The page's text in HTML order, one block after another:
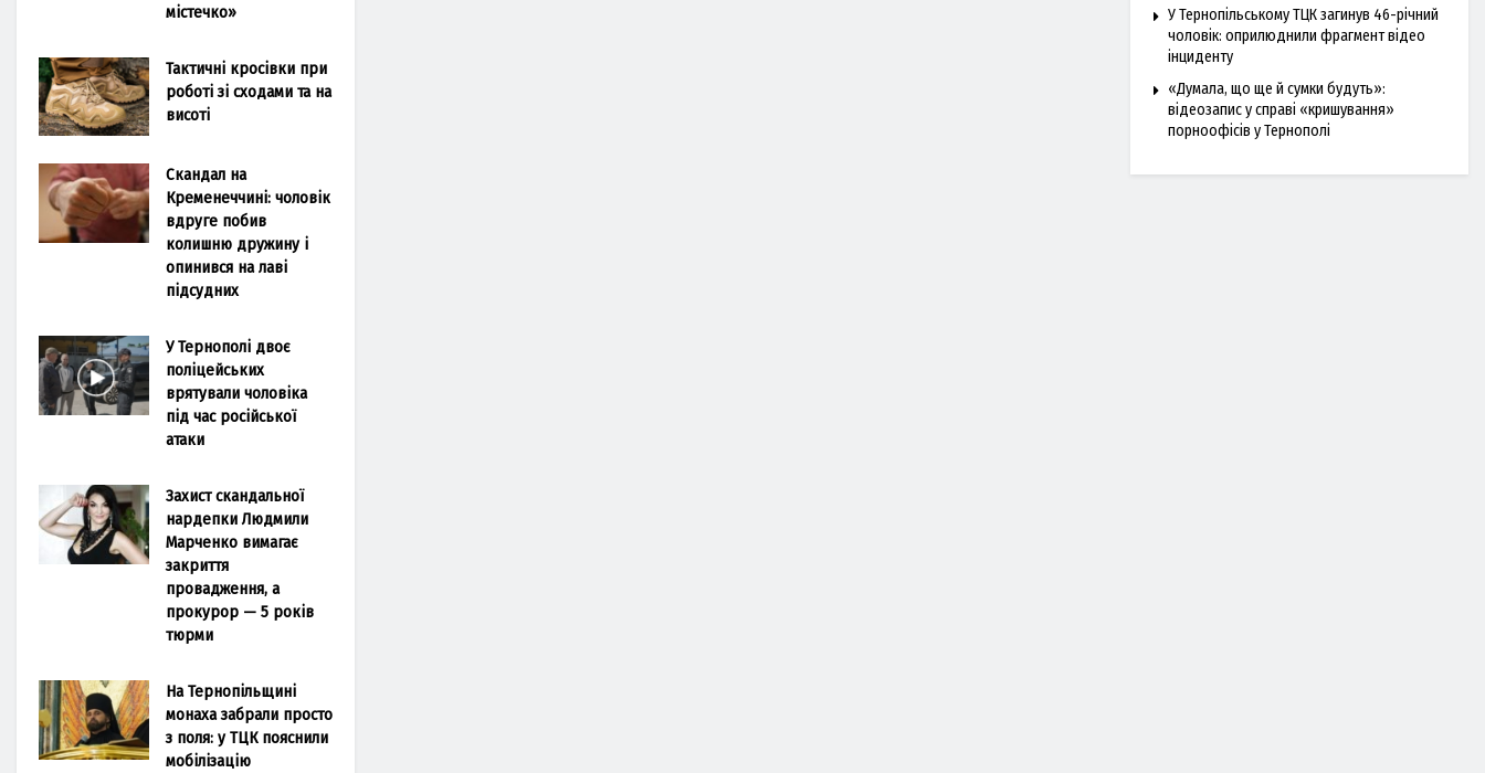
містечко»
Тактичні кросівки при
роботі зі сходами та на
висоті
Скандал на
Кременеччині: чоловік
вдруге побив
колишню дружину і
опинився на лаві
підсудних
У Тернополі двоє
поліцейських
врятували чоловіка
під час російської
атаки
Захист скандальної
нардепки Людмили
Марченко вимагає
закриття
провадження, а
прокурор — 5 років
тюрми
На Тернопільщині
монаха забрали просто
з поля: у ТЦК пояснили
мобілізацію
У Тернопільському ТЦК загинув 46-річний
чоловік: оприлюднили фрагмент відео
інциденту
«Думала, що ще й сумки будуть»:
відеозапис у справі «кришування»
порноофісів у Тернополі